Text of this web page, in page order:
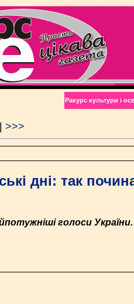
Ракурс культури і
>>>
дні: так
голоси України.